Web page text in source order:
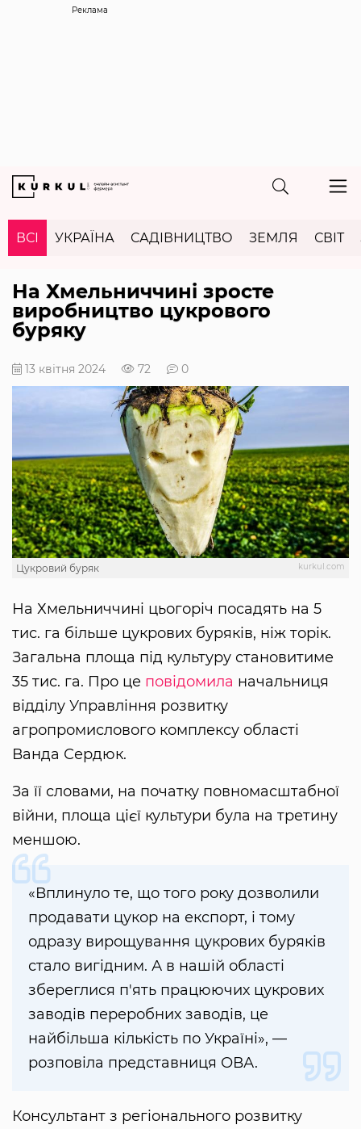
Реклама
ВСІ УКРАЇНА САДІВНИЦТВО ЗЕМЛЯ СВІТ
На Хмельниччині зросте
виробництво цукрового
буряку
13 квітня 2024 72 0
kurkul.com
Цукровий буряк
На Хмельниччині цьогоріч посадять на 5
тис. га більше цукрових буряків, ніж торік.
Загальна площа під культуру становитиме
35 тис. га. Про це повідомила начальниця
відділу Управління розвитку
агропромислового комплексу області
Ванда Сердюк.
За її словами, на початку повномасштабної
війни, площа цієї культури була на третину
меншою.
«Вплинуло те, що того року дозволили
продавати цукор на експорт, і тому
одразу вирощування цукрових буряків
стало вигідним. А в нашій області
збереглися п'ять працюючих цукрових
заводів переробних заводів, це
найбільша кількість по Україні», —
розповіла представниця ОВА.
Консультант з регіонального розвитку